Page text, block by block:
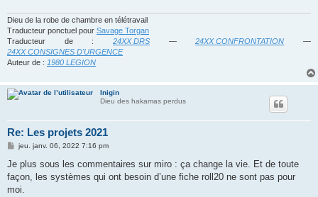
Dieu de la robe de chambre en télétravail
Traducteur ponctuel pour Savage Torgan
Traducteur de : 24XX DRS —24XX CONFRONTATION —
24XX CONSIGNES D'URGENCE
Auteur de : 1980 LEGION
Inigin
Dieu des hakamas perdus
Re: Les projets 2021
M
s
a
g
jeu. janv. 06, 2022 7:16 pm
Je plus sous les commentaires sur miro : ça change la vie. Et de toute
façon, les systèmes qui ont besoin d’une fiche roll20 ne sont pas pour
moi.